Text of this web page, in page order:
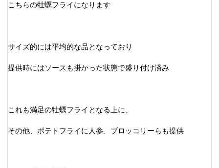
こちらの牡蠣フライになります
サイズ的には平均的な品となっており
提供時にはソースも掛かった状態で盛り付け済み
これも満足の牡蠣フライとなる上に、
その他、ポテトフライに人参、ブロッコリーらも提供